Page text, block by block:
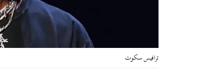
ترافيس سكوت